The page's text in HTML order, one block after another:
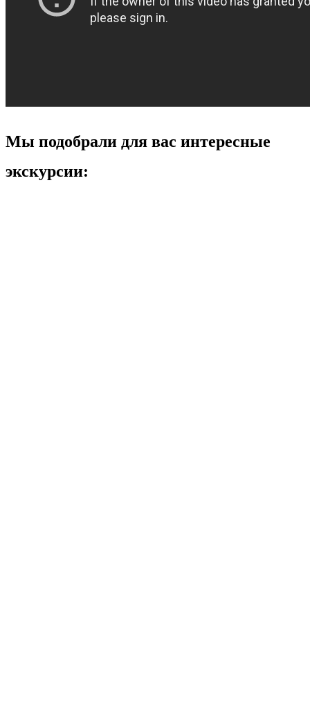
Мы подобрали для вас интересные
экскурсии: